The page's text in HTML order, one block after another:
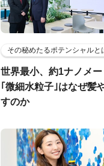
その秘めたるポテンシャルと
世界最小、約1ナノメ
｢微細水粒子｣はなぜ髪
すのか